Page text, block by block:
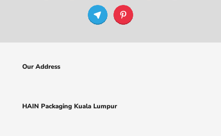
Our Address
HAIN Packaging Kuala Lumpur